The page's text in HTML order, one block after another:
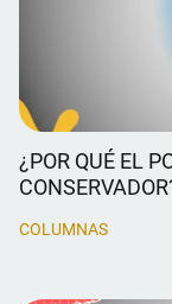
¿POR QUÉ EL
COLUMNAS